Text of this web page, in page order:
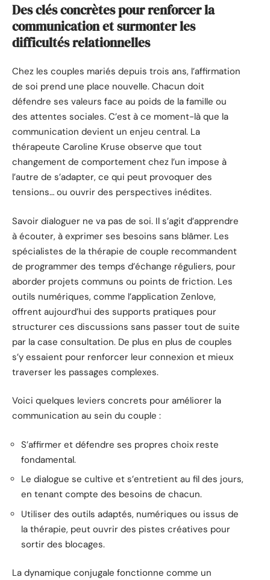
Des clés concrètes pour renforcer la
communication et surmonter les
difficultés relationnelles
Chez les couples mariés depuis trois ans, l’affirmation
de soi prend une place nouvelle. Chacun doit
défendre ses valeurs face au poids de la famille ou
des attentes sociales. C’est à ce moment-là que la
communication devient un enjeu central. La
thérapeute Caroline Kruse observe que tout
changement de comportement chez l’un impose à
l’autre de s’adapter, ce qui peut provoquer des
tensions… ou ouvrir des perspectives inédites.
Savoir dialoguer ne va pas de soi. Il s’agit d’apprendre
à écouter, à exprimer ses besoins sans blâmer. Les
spécialistes de la thérapie de couple recommandent
de programmer des temps d’échange réguliers, pour
aborder projets communs ou points de friction. Les
outils numériques, comme l’application Zenlove,
offrent aujourd’hui des supports pratiques pour
structurer ces discussions sans passer tout de suite
par la case consultation. De plus en plus de couples
s’y essaient pour renforcer leur connexion et mieux
traverser les passages complexes.
Voici quelques leviers concrets pour améliorer la
communication au sein du couple :
S’affirmer et défendre ses propres choix reste
fondamental.
Le dialogue se cultive et s’entretient au fil des jours,
en tenant compte des besoins de chacun.
Utiliser des outils adaptés, numériques ou issus de
la thérapie, peut ouvrir des pistes créatives pour
sortir des blocages.
La dynamique conjugale fonctionne comme un